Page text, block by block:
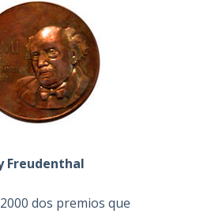
Freudenthal
dos premios que